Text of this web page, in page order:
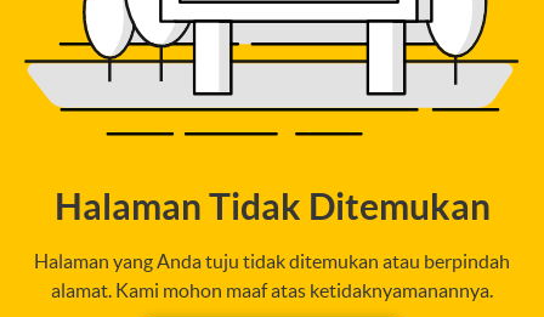
Halaman Tidak Ditemukan
Halaman yang Anda tuju tidak ditemukan atau berpindah
alamat. Kami mohon maaf atas ketidaknyamanannya.